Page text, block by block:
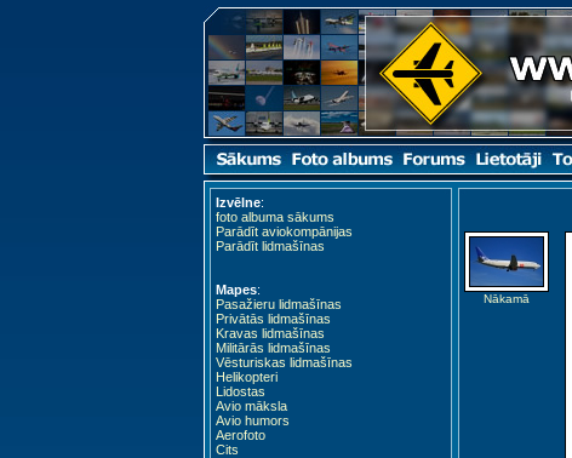
Izvēlne:
foto albuma sākums
Parādīt aviokompānijas
Parādīt lidmašīnas
Mapes:
Pasažieru lidmašīnas
Privātās lidmašīnas
Kravas lidmašīnas
Militārās lidmašīnas
Vēsturiskas lidmašīnas
Helikopteri
Lidostas
Avio māksla
Avio humors
Aerofoto
Cits
Nākamā